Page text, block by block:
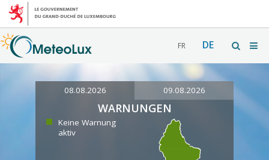
FR DE
08.08.2026 09.08.2026
WARNUNGEN
Keine Warnung
aktiv